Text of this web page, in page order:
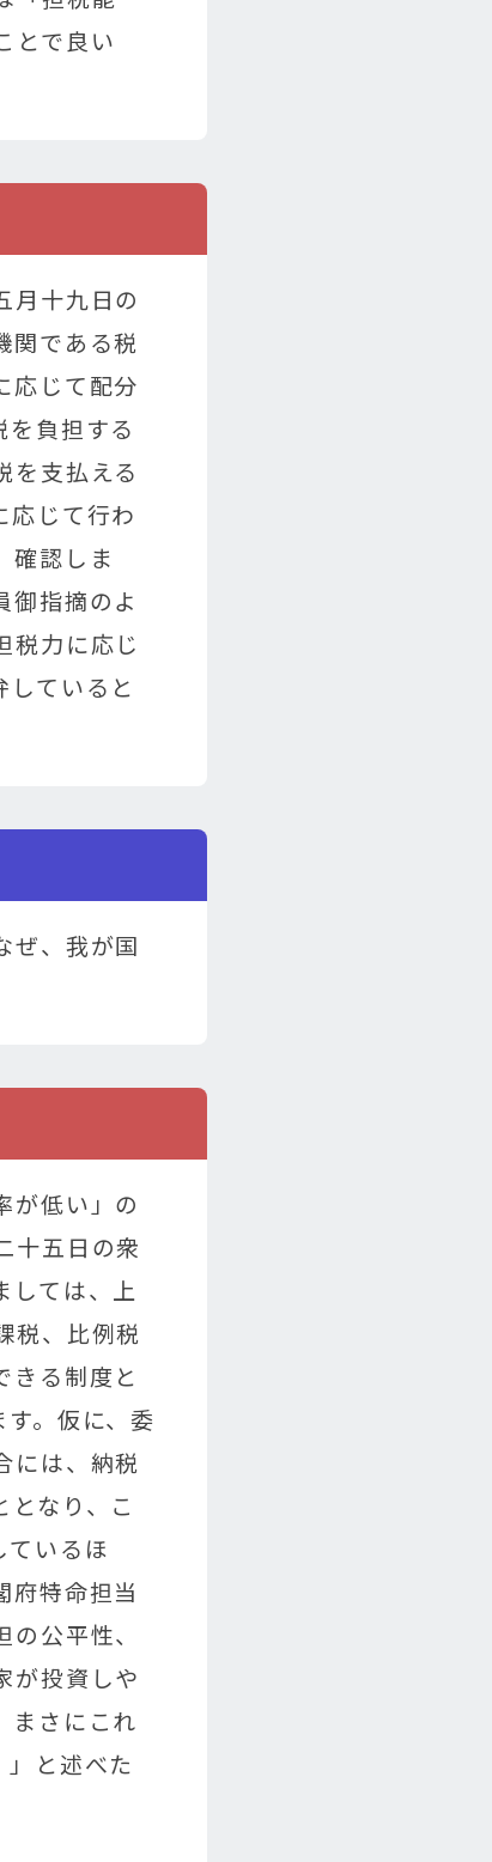
とで良い
月十九日の
関である税
応じて配分
負担する
を支払える
応じて行わ
確認しま
御指摘のよ
税力に応じ
ていると
ぜ、我が国
が低い」の
十五日の衆
しては、上
税、比例税
きる制度と
。仮に、委
には、納税
なり、こ
いるほ
府特命担当
公平性、
が投資しや
まさにこれ
と述べた